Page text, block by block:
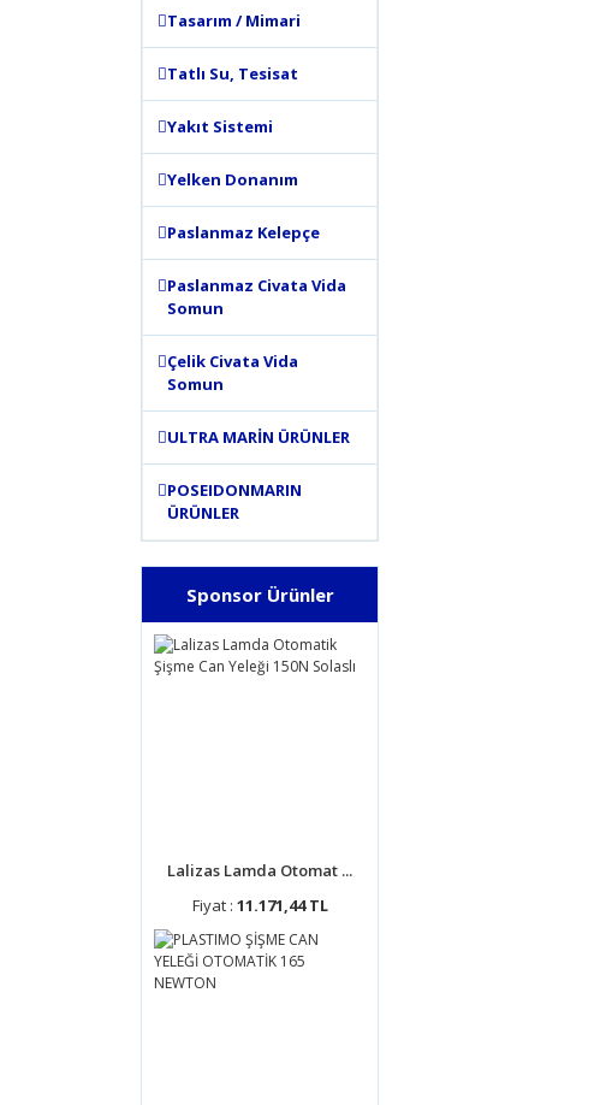
Tasarım / Mimari
Tatlı Su, Tesisat
Yakıt Sistemi
Yelken Donanım
Paslanmaz Kelepçe
Paslanmaz Civata Vida
Somun
Çelik Civata Vida
Somun
ULTRA MARİN ÜRÜNLER
POSEIDONMARIN
ÜRÜNLER
Sponsor Ürünler
Lalizas Lamda Otomat ...
Fiyat : 11.171,44 TL